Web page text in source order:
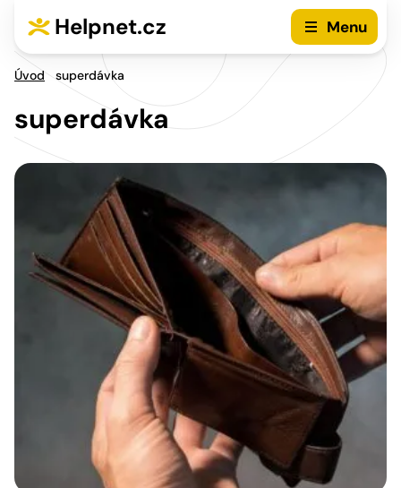
Helpnet.cz Menu
Úvod superdávka
superdávka